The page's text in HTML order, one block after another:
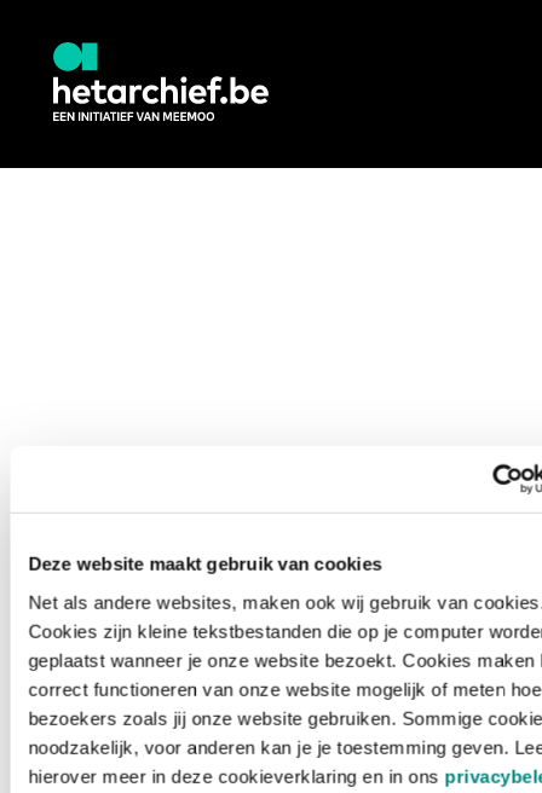
Deze website maakt gebruik van cookies
Net als andere websites, maken ook wij gebruik van
Cookies zijn kleine tekstbestanden die op je computer
geplaatst wanneer je onze website bezoekt. Cookies maken
correct functioneren van onze website mogelijk of meten hoe
bezoekers zoals jij onze website gebruiken. Sommige
noodzakelijk, voor anderen kan je je toestemming geven.
hierover meer in deze cookieverklaring en in ons